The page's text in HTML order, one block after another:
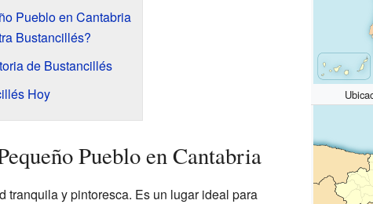
Pueblo en Cantabria
Bustancillés?
de Bustancillés
Hoy
Pueblo en Cantabria
tranquila y pintoresca. Es un lugar ideal para